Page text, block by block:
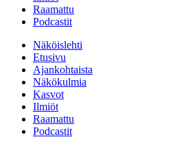
Raamattu
Podcastit
Näköislehti
Etusivu
Ajankohtaista
Näkökulmia
Kasvot
Ilmiöt
Raamattu
Podcastit